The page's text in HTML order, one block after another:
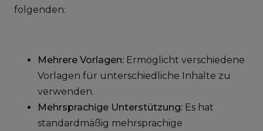
folgenden:
Mehrere Vorlagen: Ermöglicht verschiedene
Vorlagen für unterschiedliche Inhalte zu
verwenden.
Mehrsprachige Unterstützung: Es hat
standardmäßig mehrsprachige